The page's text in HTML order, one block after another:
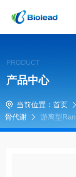
PRODUCT
产品中心
当前位置： 首页
骨代谢